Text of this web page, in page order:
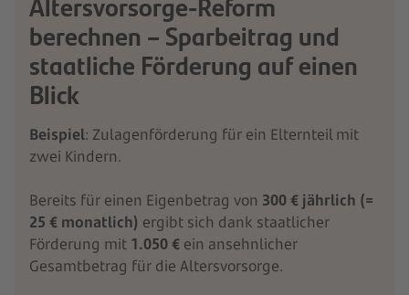
berechnen – Sparbeitrag und
staatliche Förderung auf einen
Blick
Beispiel: Zulagenförderung für ein Elternteil mit
zwei Kindern.
Bereits für einen Eigenbetrag von 300 € jährlich (=
25 € monatlich) ergibt sich dank staatlicher
Förderung mit 1.050 € ein ansehnlicher
Gesamtbetrag für die Altersvorsorge.